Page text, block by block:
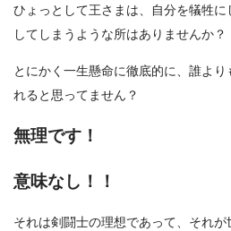
ひょっとして王さまは、自分を犠牲に
してしまうような所はありませんか？
とにかく一生懸命に徹底的に、誰よ
れると思ってません？
無理です ！
意味なし！ ！
それは剣闘士の理想であって、それ